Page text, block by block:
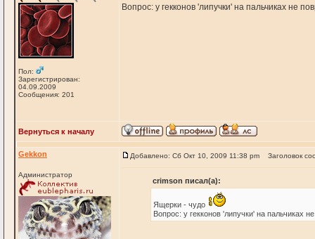
Пол:
Зарегистрирован:
04.09.2009
Сообщения: 201
Вопрос: у гекконов 'липучки' на пальчиках не
Вернуться к началу
Gekkon
Администратор
Добавлено: Сб Окт 10, 2009 11:38 pm Заголовок
crimson писал(а):
Ящерки - чудо
Вопрос: у гекконов 'липучки' на пальчиках